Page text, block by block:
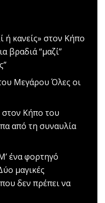
ή κανείς» στον Κήπο
βραδιά “μαζί”
Μεγάρου Όλες οι
Κήπο του
από τη συναυλία
ένα φορτηγό
μαγικές
δεν πρέπει να